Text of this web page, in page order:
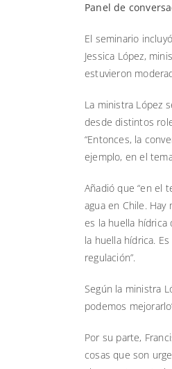
Panel de
El seminario
Jessica López,
estuvieron
La ministra López
desde distintos
“Entonces, la
ejemplo, en el
Añadió que “en el
agua en Chile.
es la huella hídrica
la huella hídrica.
regulación”.
Según la ministra
podemos
Por su parte,
cosas que son